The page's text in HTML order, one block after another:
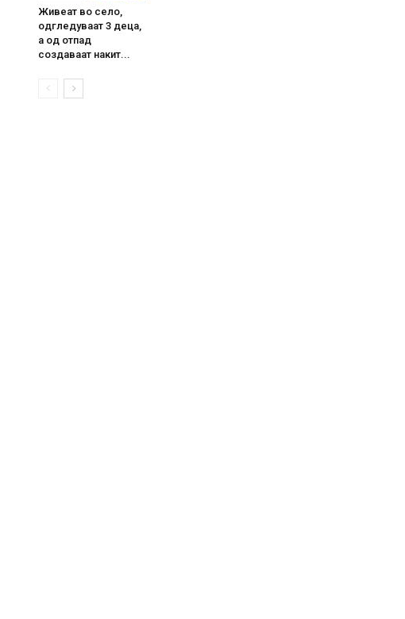
Живеат во село,
одгледуваат 3 деца,
а од отпад
создаваат накит...